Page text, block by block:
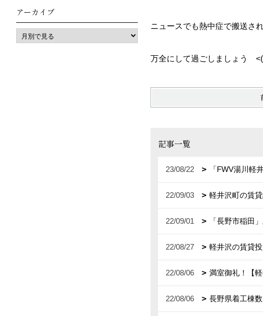
ニュースでも熱中症で搬送さ
万全にして過ごしましょう <(
記事一覧
23/08/22 「FWV湯川軽
22/09/03 軽井沢町の賃
22/09/01 「長野市稲田
22/08/27 軽井沢の賃貸
22/08/06 満室御礼！【
22/08/06 長野県着工棟
アーカイブ